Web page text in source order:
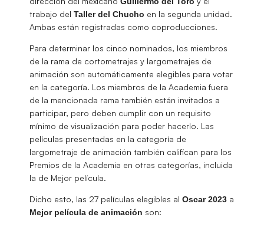
trabajo del Taller del Chucho en la segunda unidad.
Ambas están registradas como coproducciones.
Para determinar los cinco nominados, los miembros
de la rama de cortometrajes y largometrajes de
animación son automáticamente elegibles para votar
en la categoría. Los miembros de la Academia fuera
de la mencionada rama también están invitados a
participar, pero deben cumplir con un requisito
mínimo de visualización para poder hacerlo. Las
películas presentadas en la categoría de
largometraje de animación también califican para los
Premios de la Academia en otras categorías, incluida
la de Mejor película.
Dicho esto, las 27 películas elegibles al Oscar 2023 a
Mejor película de animación son: